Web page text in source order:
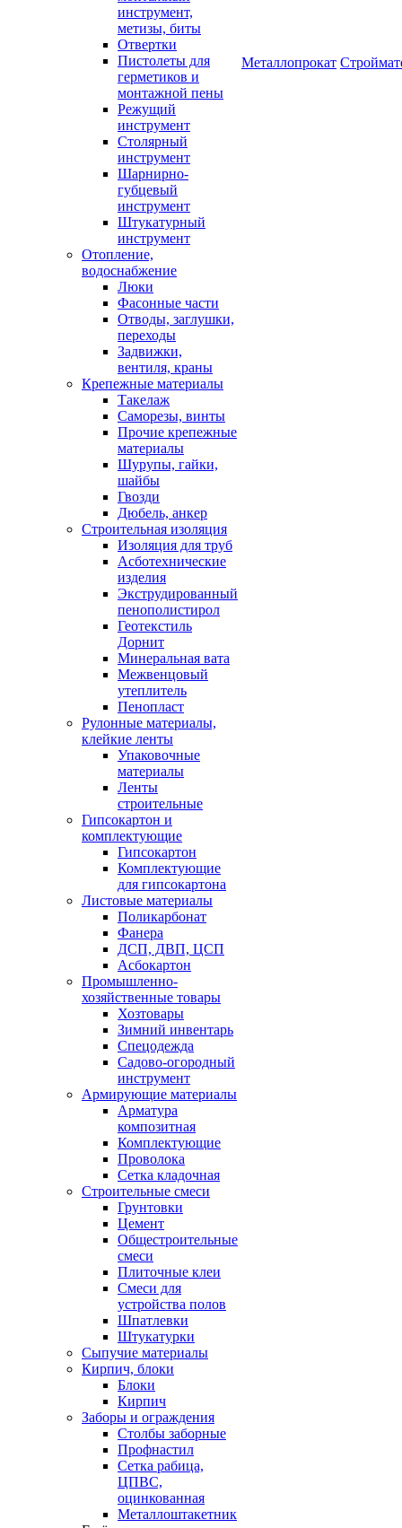
инструмент,
метизы, биты
Отвертки
Пистолеты для
герметиков и
монтажной пены
Режущий
инструмент
Столярный
инструмент
Шарнирно-
губцевый
инструмент
Штукатурный
инструмент
Отопление,
водоснабжение
Люки
Фасонные части
Отводы, заглушки,
переходы
Задвижки,
вентиля, краны
Крепежные материалы
Такелаж
Саморезы, винты
Прочие крепежные
материалы
Шурупы, гайки,
шайбы
Гвозди
Дюбель, анкер
Строительная изоляция
Изоляция для труб
Асботехнические
изделия
Экструдированный
пенополистирол
Геотекстиль
Дорнит
Минеральная вата
Межвенцовый
утеплитель
Пенопласт
Рулонные материалы,
клейкие ленты
Упаковочные
материалы
Ленты
строительные
Гипсокартон и
комплектующие
Гипсокартон
Комплектующие
для гипсокартона
Листовые материалы
Поликарбонат
Фанера
ДСП, ДВП, ЦСП
Асбокартон
Промышленно-
хозяйственные товары
Хозтовары
Зимний инвентарь
Спецодежда
Садово-огородный
инструмент
Армирующие материалы
Арматура
композитная
Комплектующие
Проволока
Сетка кладочная
Строительные смеси
Грунтовки
Цемент
Общестроительные
смеси
Плиточные клеи
Смеси для
устройства полов
Шпатлевки
Штукатурки
Сыпучие материалы
Кирпич, блоки
Блоки
Кирпич
Заборы и ограждения
Столбы заборные
Профнастил
Сетка рабица,
ЦПВС,
оцинкованная
Металлоштакетник
Металлопрокат